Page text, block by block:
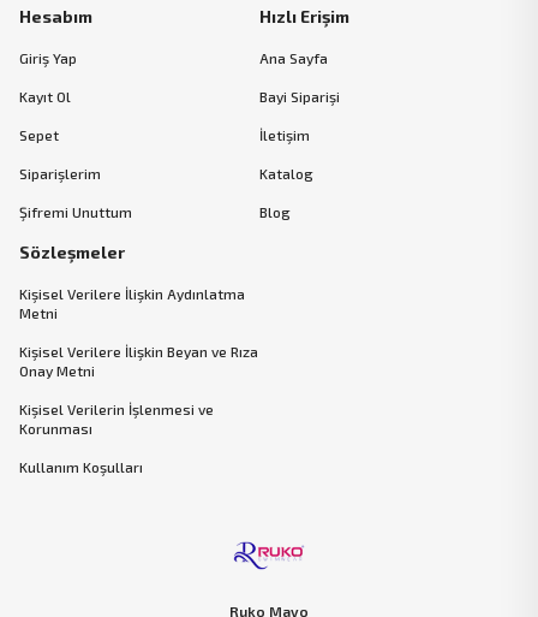
Ruko Mayo
Hesabım
Giriş Yap
Kayıt Ol
Sepet
Siparişlerim
Şifremi Unuttum
Hızlı Erişim
Ana Sayfa
Bayi Siparişi
İletişim
Katalog
Blog
Sözleşmeler
Kişisel Verilere İlişkin Aydınlatma
Metni
Kişisel Verilere İlişkin Beyan ve Rıza
Onay Metni
Kişisel Verilerin İşlenmesi ve
Korunması
Kullanım Koşulları